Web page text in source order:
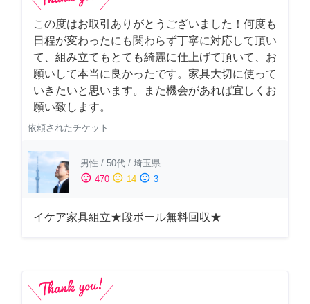
この度はお取引ありがとうございました！何度も
日程が変わったにも関わらず丁寧に対応して頂い
て、組み立てもとても綺麗に仕上げて頂いて、お
願いして本当に良かったです。家具大切に使って
いきたいと思います。また機会があれば宜しくお
願い致します。
依頼されたチケット
男性 / 50代 / 埼玉県
sentiment_satisfied 470 sentiment_neutral 14 sentiment_dissatisfied 3
イケア家具組立★段ボール無料回収★